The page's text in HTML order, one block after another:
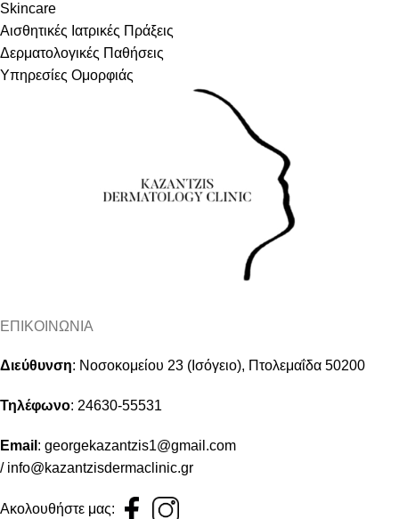
Skincare
Αισθητικές Ιατρικές Πράξεις
Δερματολογικές Παθήσεις
Υπηρεσίες Ομορφιάς
ΕΠΙΚΟΙΝΩΝΙΑ
Διεύθυνση: Νοσοκομείου 23 (Ισόγειο), Πτολεμαΐδα 50200
Τηλέφωνο: 24630-55531
Email : georgekazantzis1@gmail.com
/ info@kazantzisdermaclinic.gr
Ακολουθήστε μας: